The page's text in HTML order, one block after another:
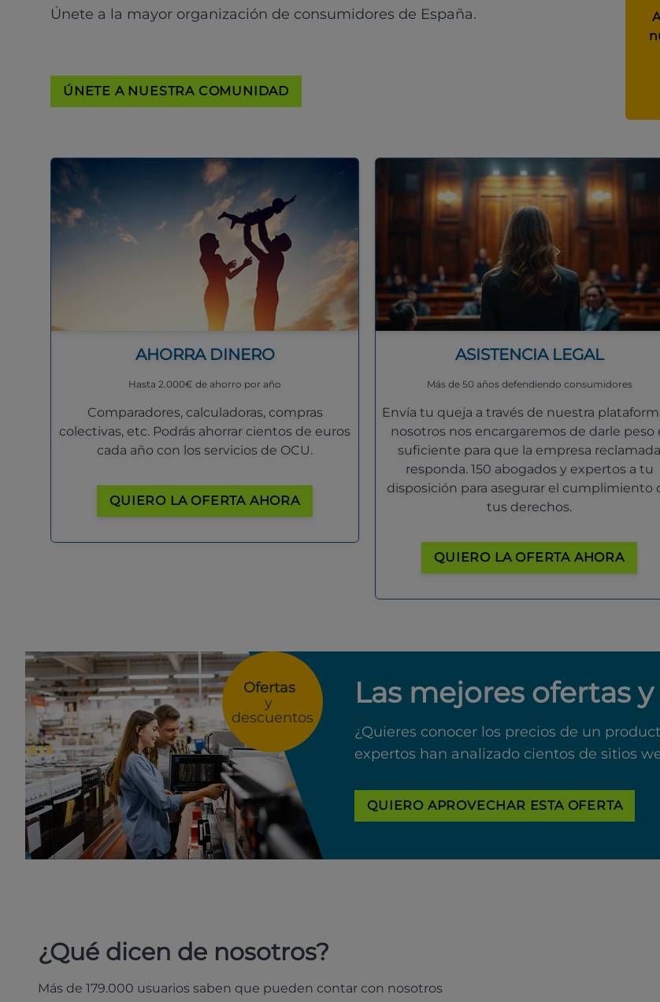
Únete a la mayor organización de consumidores de España.
ÚNETE A NUESTRA COMUNIDAD
AHORRA DINERO
Hasta 2.000€ de ahorro por año
Comparadores, calculadoras, compras
colectivas, etc. Podrás ahorrar cientos de euros
cada año con los servicios de OCU.
QUIERO LA OFERTA AHORA
ASISTENCIA LEGAL
Más de 50 años defendiendo consumidores
Envía tu queja a través de nuestra
nosotros nos encargaremos de darle peso
suficiente para que la empresa reclamada
responda. 150 abogados y expertos a tu
disposición para asegurar el cumplimiento
tus derechos.
QUIERO LA OFERTA AHORA
Ofertas
y
descuentos
Las mejores ofertas
¿Quieres conocer los precios de un
expertos han analizado cientos de sitios
QUIERO APROVECHAR ESTA OFERTA
¿Qué dicen de nosotros?
Más de 179.000 usuarios saben que pueden contar con nosotros